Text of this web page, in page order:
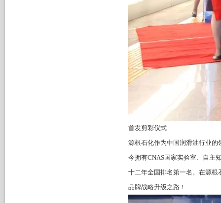
首发剪彩仪式
源根石化作为中国润滑油行业
今拥有CNAS国家实验室、自主
十二年全国排名第一名。在源
品牌战略升级之路！